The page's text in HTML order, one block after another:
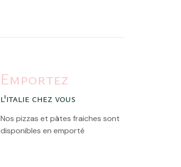
Emportez
l'italie chez vous
Nos pizzas et pâtes fraiches sont
disponibles en emporté